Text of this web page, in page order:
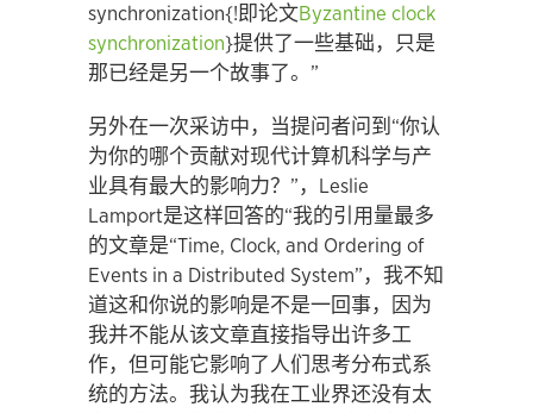
synchronization{!即论文Byzantine clock
synchronization}提供了一些基础，只是
那已经是另一个故事了。”
另外在一次采访中，当提问者问到“你认
为你的哪个贡献对现代计算机科学与产
业具有最大的影响力？”，Leslie
Lamport是这样回答的“我的引用量最多
的文章是“Time, Clock, and Ordering of
Events in a Distributed System”，我不知
道这和你说的影响是不是一回事，因为
我并不能从该文章直接指导出许多工
作，但可能它影响了人们思考分布式系
统的方法。我认为我在工业界还没有太